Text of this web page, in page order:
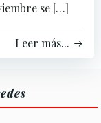
se […]
Leer más...